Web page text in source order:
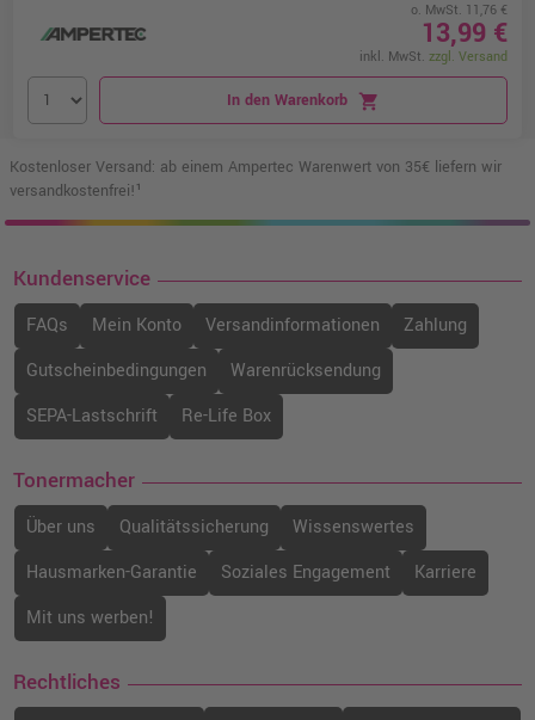
o. MwSt. 11,76 €
13,99 €
inkl. MwSt. zzgl. Versand
In den Warenkorb shopping_cart
Kostenloser Versand: ab einem Ampertec Warenwert von 35€ liefern wir
versandkostenfrei!¹
Kundenservice
FAQs Mein Konto Versandinformationen
Zahlung
Gutscheinbedingungen
Warenrücksendung
SEPA-Lastschrift
Re-Life Box
Tonermacher
Über uns Qualitätssicherung
Wissenswertes
Hausmarken-Garantie
Soziales Engagement
Karriere
Mit uns werben!
Rechtliches